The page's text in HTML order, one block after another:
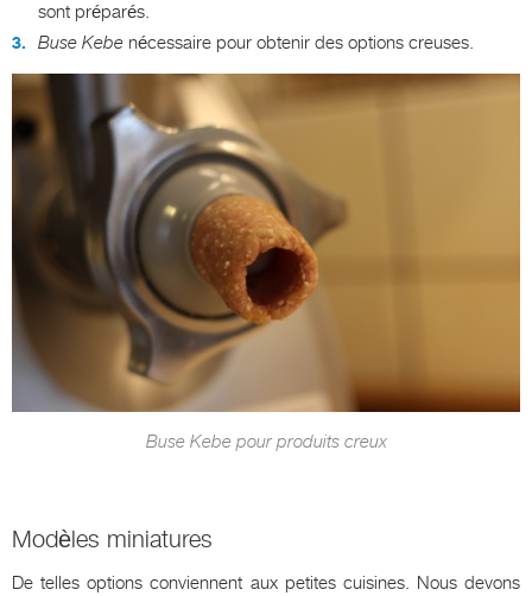
sont préparés.
Buse Kebe nécessaire pour obtenir des options creuses.
Buse Kebe pour produits creux
Modèles miniatures
De telles options conviennent aux petites cuisines. Nous devons